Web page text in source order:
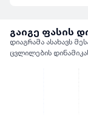
გაიგე ფასის
დიაგრამა ასახავს
ცვლილების